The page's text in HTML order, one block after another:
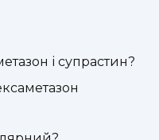
і супрастин?